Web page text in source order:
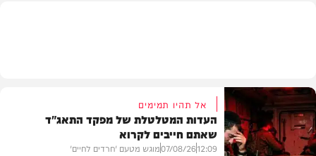
אל תהיו תמימים
העדות המטלטלת של מפקד התאג"ד
שאתם חייבים לקרוא
12:09
07/08/26מוגש מטעם 'חרדים לחיים'